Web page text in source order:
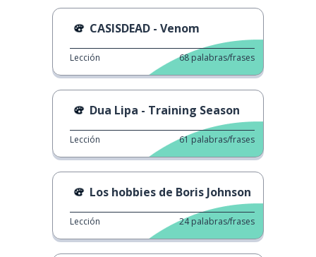
CASISDEAD - Venom
Lección 68 palabras/frases
Dua Lipa - Training Season
Lección 61 palabras/frases
Los hobbies de Boris Johnson
Lección 24 palabras/frases